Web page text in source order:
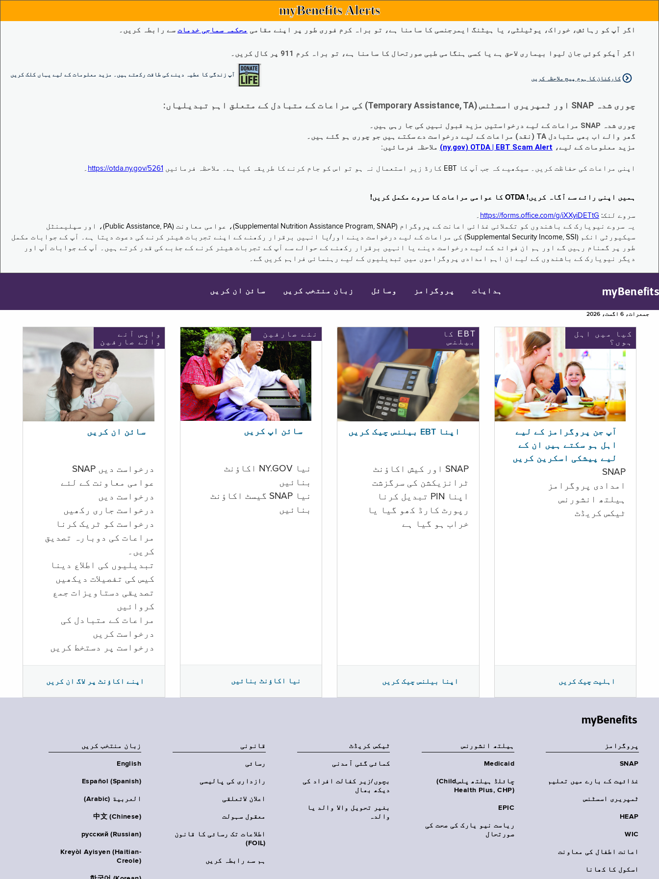
myBenefits Alerts
اگر آپ کو رہائش، خوراک، یوٹیلٹی، یا ہیٹنگ ایمرجنسی کا سامنا ہے، تو براہ کرم فوری طور پر اپنے مقامی محکمہ سماجی خدمات سے رابطہ کریں۔
اگر آپکو کوئی جان لیوا بیماری لاحق ہے یا کسی ہنگامی طبی صورتحال کا سامنا ہے، تو براہ کرم 911 پر کال کریں۔
آپ زندگی کا عطیہ دینے کی طاقت رکھتے ہیں۔ مزید معلومات کے لیے یہاں کلک کریں
کارکنان کا ہوم پیج ملاحظہ کریں
چوری شدہ SNAP اور ٹمپریری اسسٹنس (Temporary Assistance, TA) کی مراعات کے متبادل کے متعلق اہم تبدیلیاں:
چوری شدہ SNAP مراعات کے لیے درخواستیں مزید قبول نہیں کی جا رہی ہیں۔
گھر والے اب بھی متبادل TA (نقد) مراعات کے لیے درخواست دے سکتے ہیں جو چوری ہو گئے ہیں۔
مزید معلومات کے لیے، EBT Scam Alert ‏| OTDA ‏(ny.gov) ملاحظہ فرمائیں:
اپنی مراعات کی حفاظت کریں۔ سیکھیے کہ جب آپ کا EBT کارڈ زیر استعمال نہ ہو تو اس کو جام کرنے کا طریقہ کیا ہے۔ ملاحظہ فرمائیں https://otda.ny.gov/5261 ۔
ہمیں اپنی رائے سے آگاہ کریں! OTDA کا عوامی مراعات کا سروے مکمل کریں!
سروے لنک: https://forms.office.com/g/iXXyiDETtG ۔
یہ سروے نیویارک کے باشندوں کو تکملائی غذائی اعانت کے پروگرام (Supplemental Nutrition Assistance Program, SNAP)، عوامی معاونت (Public Assistance, PA)، اور سپلیمنٹل
سیکیورٹی انکم (Supplemental Security Income, SSI) کی مراعات کے لیے درخواست دینے اور/یا انہیں برقرار رکھنے کے اپنے تجربات شیئر کرنے کی دعوت دیتا ہے۔ آپ کے جوابات مکمل
طور پر گمنام رہیں گے اور ہم ان فوائد کے لیے درخواست دینے یا انہیں برقرار رکھنے کے حوالے سے آپ کے تجربات شیئر کرنے کے جذبے کی قدر کرتے ہیں۔ آپ کے جوابات آپ اور
دیگر نیویارک کے باشندوں کے لیے ان اہم امدادی پروگراموں میں تبدیلیوں کے لیے رہنمائی فراہم کریں گے۔
myBenefits ہدایات پروگرامز وسائل زبان منتخب کریں سائن ان کریں
جمعرات، 6 اگست، 2026
واپس آنے
والے صارفین
سائن ان کریں
درخواست دیں SNAP
عوامی معاونت کے لئے
درخواست دیں
درخواست جاری رکھیں
درخواست کو ٹریک کرنا
مراعات کی دوبارہ تصدیق
کریں۔
تبدیلیوں کی اطلاع دینا
کیس کی تفصیلات دیکھیں
تصدیقی دستاویزات جمع
کروائیں
مراعات کے متبادل کی
درخواست کریں
درخواست پر دستخط کریں
اپنے اکاؤنٹ پر لاگ ان کریں
نئے صارفین
سائن اپ کریں
نیا NY.GOV اکاؤنٹ
بنائیں
نیا SNAP گیسٹ اکاؤنٹ
بنائیں
نیا اکاؤنٹ بنائیں
EBT کا
بیلنس
اپنا EBT بیلنس چیک کریں
SNAP اور کیش اکاؤنٹ
ٹرانزیکشن کی سرگزشت
اپنا PIN تبدیل کرنا
رپورٹ کارڈ کھو گیا یا
خراب ہو گيا ہے
اپنا بیلنس چیک کریں
کیا میں اہل
ہوں؟
آپ جن پروگرامز کے لیے
اہل ہو سکتے ہیں ان کے
لیے پیشکی اسکرین کریں
SNAP
امدادی پروگرامز
‏ہیلتھ انشورنس
ٹیکس کریڈٹ
اہلیت چیک کریں
myBenefits
پروگرامز
SNAP
غذائیت کے بارے میں تعلیم
ٹمپریری اسسٹنس
HEAP
WIC
اعانت اطفال کی معاونت
اسکول کا کھانا
‏ہیلتھ انشورنس
Medicaid
چائلڈ ہیلتھ پلس‎(Child
Health Plus, CHP)‎
EPIC
ریاست نیو یارک کی صحت کی
صورتحال
ٹیکس کریڈٹ
کمائی گئی آمدنی
بچوں/زیر کفالت افراد کی
دیکھ بھال
بغیر تحویل والا والد یا
والدہ
قانونی
رسائی
رازداری کی پالیسی
اعلان لاتعلقی
معقول سہولت
اطلاعات تک رسائی کا قانون
(FOIL)
ہم سے رابطہ کریں
زبان منتخب کریں
English
Español (Spanish)
العربية (Arabic)
中文 (Chinese)
русский (Russian)
Kreyòl Ayisyen (Haitian-
Creole)